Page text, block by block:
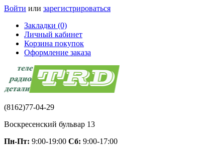
Войти или зарегистрироваться
Закладки (0)
Личный кабинет
Корзина покупок
Оформление заказа
(8162)77-04-29
Воскресенский бульвар 13
Пн-Пт: 9:00-19:00 Сб: 9:00-17:00